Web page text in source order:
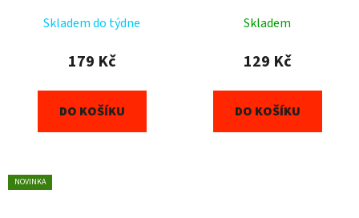
Skladem do týdne
179 Kč
DO KOŠÍKU
Skladem
129 Kč
DO KOŠÍKU
NOVINKA